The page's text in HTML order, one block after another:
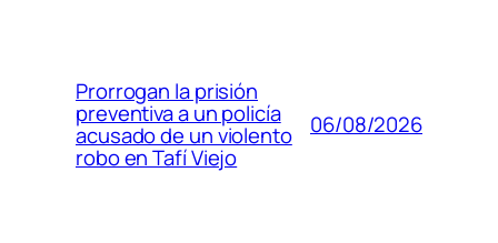
Prorrogan la prisión
preventiva a un policía
acusado de un violento
robo en Tafí Viejo
06/08/2026